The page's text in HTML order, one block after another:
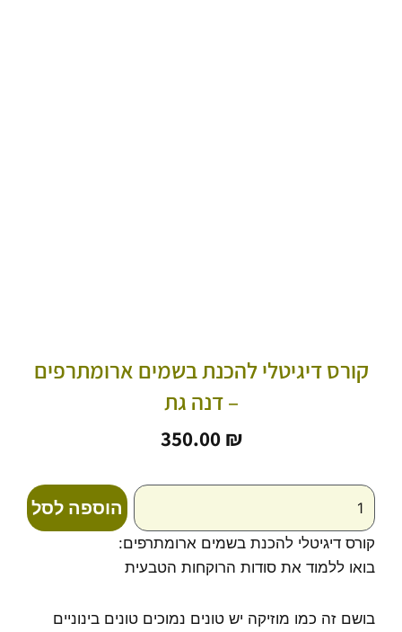
קורס דיגיטלי להכנת בשמים ארומתרפים
– דנה גת
350.00 ₪
כמות
של
קורס
דיגיטלי
להכנת
ארומתרפים
הוספה לסל
קורס דיגיטלי להכנת בשמים ארומתרפים:
בואו ללמוד את סודות הרוקחות הטבעית
בושם זה כמו מוזיקה יש טונים נמוכים טונים בינוניים